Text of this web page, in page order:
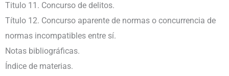
Titulo 11. Concurso de delitos.
Título 12. Concurso aparente de normas o concurrencia de
normas incompatibles entre sí.
Notas bibliográficas.
Índice de materias.